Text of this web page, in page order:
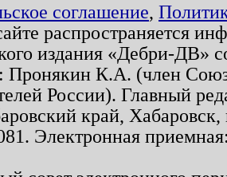
соглашение,
распространяется
издания «Дебри-ДВ»
Пронякин К.А. (член
России). Главный
край,
Электронная